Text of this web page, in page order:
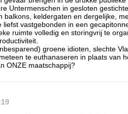
Untermenschen in gesloten
balkons, keldergaten en dergelijke,
liefst vastgebonden in een
ruimte volledig en storingvrij te
groene idioten, slechte
te euthanaseren in plaats van
ONZE maatschappij?